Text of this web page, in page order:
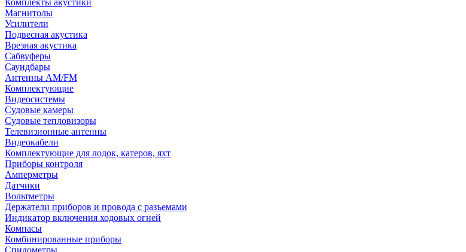
Комплекты акустики
Магнитолы
Усилители
Подвесная акустика
Врезная акустика
Сабвуферы
Саундбары
Антенны AM/FM
Комплектующие
Видеосистемы
Судовые камеры
Cудовые тепловизоры
Телевизионные антенны
Видеокабели
Комплектующие для лодок, катеров, яхт
Приборы контроля
Амперметры
Датчики
Вольтметры
Держатели приборов и провода с разъемами
Индикатор включения ходовых огней
Компасы
Комбинированные приборы
Спидометры